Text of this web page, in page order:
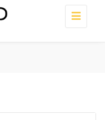
Toggle